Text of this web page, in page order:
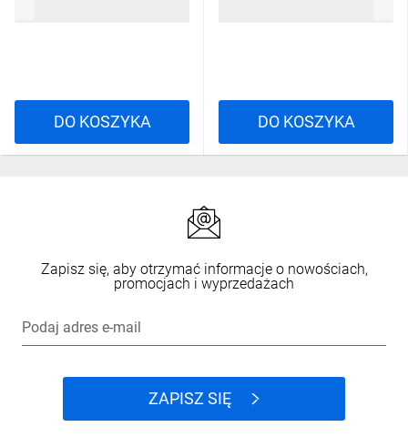
DO KOSZYKA DO KOSZYKA
Zapisz się, aby otrzymać informacje o nowościach,
promocjach i wyprzedażach
Podaj adres e-mail
ZAPISZ SIĘ